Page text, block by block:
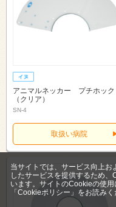
アニマルネッカー プチホック
（クリア）
SN-4
取扱い病院
当サイトでは、サービス向上お
したサービスを提供するため、
います。サイトのCookieの使用
「Cookieポリシー」 をお読みく